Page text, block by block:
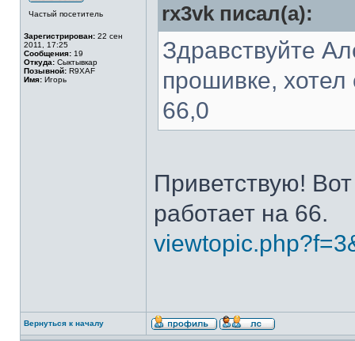
Частый посетитель
Зарегистрирован: 22 сен
2011, 17:25
Сообщения: 19
Откуда: Сыктывкар
Позывной: R9XAF
Имя: Игорь
rx3vk писал(а):
Здравствуйте
прошивке, хотел
66,0
Приветствую!
работает на 66.
Вернуться к началу